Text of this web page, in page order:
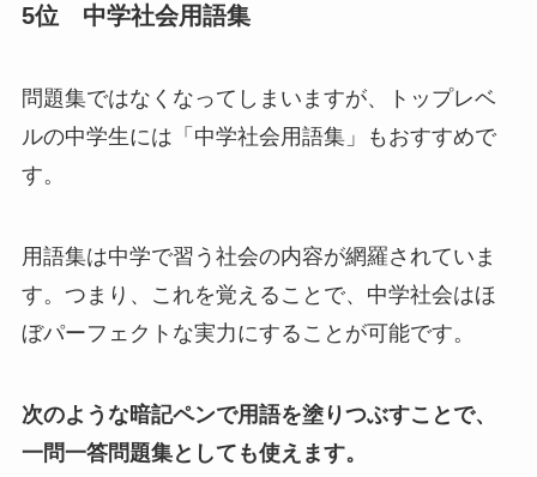
5位 中学社会用語集
問題集ではなくなってしまいますが、トップレベ
ルの中学生には「中学社会用語集」もおすすめで
す。
用語集は中学で習う社会の内容が網羅されていま
す。つまり、これを覚えることで、中学社会はほ
ぼパーフェクトな実力にすることが可能です。
次のような暗記ペンで用語を塗りつぶすことで、
一問一答問題集としても使えます。